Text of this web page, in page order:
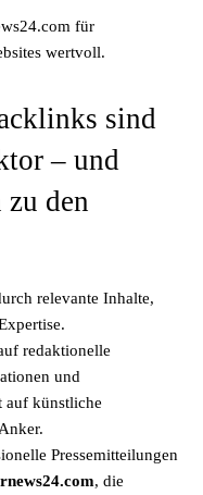
für
wertvoll.
sind
– und
zu den
relevante Inhalte,
redaktionelle
und
auf künstliche
Pressemitteilungen
, die